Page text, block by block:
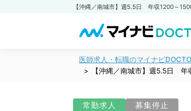
医師求人・転職のマイナビ
【沖縄／南城市】週5.5日
常勤求人 募集停止